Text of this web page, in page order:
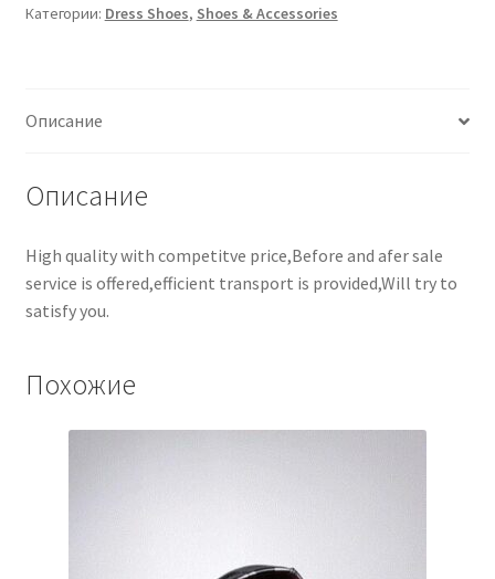
Категории: Dress Shoes, Shoes & Accessories
Описание
Описание
High quality with competitve price,Before and afer sale
service is offered,efficient transport is provided,Will try to
satisfy you.
Похожие